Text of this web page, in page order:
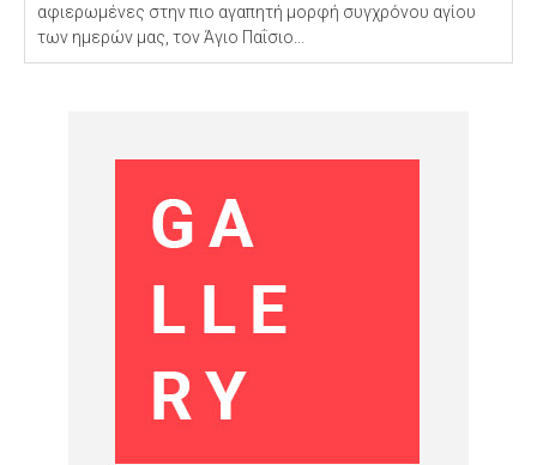
αφιερωμένες στην πιο αγαπητή μορφή συγχρόνου αγίου
των ημερών μας, τον Άγιο Παΐσιο...